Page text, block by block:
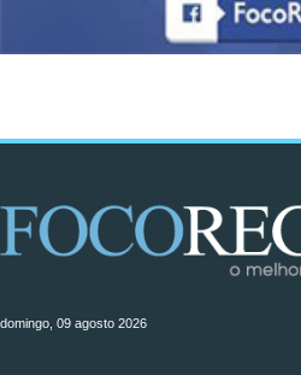
domingo, 09 agosto 2026